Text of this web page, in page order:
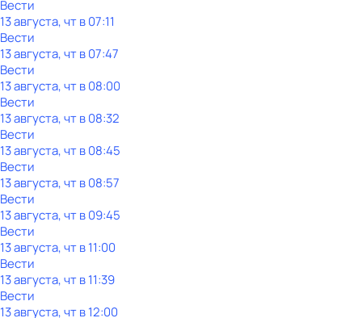
Вести
13 августа, чт в 07:11
Вести
13 августа, чт в 07:47
Вести
13 августа, чт в 08:00
Вести
13 августа, чт в 08:32
Вести
13 августа, чт в 08:45
Вести
13 августа, чт в 08:57
Вести
13 августа, чт в 09:45
Вести
13 августа, чт в 11:00
Вести
13 августа, чт в 11:39
Вести
13 августа, чт в 12:00